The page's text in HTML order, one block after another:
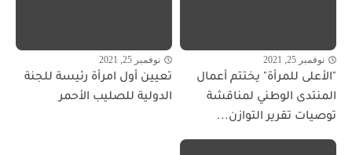
نوفمبر 25, 2021
"الأعلى للمرأة" يختتم أعمال
المنتدى الوطني لمناقشة
توصيات تقرير التوازن...
نوفمبر 25, 2021
تعيين أول امرأة رئيسة للجنة
الدولية للصليب الأحمر